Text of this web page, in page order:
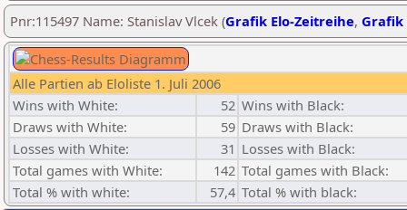
Pnr:115497 Name: Stanislav Vlcek (Grafik Elo-Zeitreihe, Grafik
Alle Partien ab Eloliste 1. Juli 2006
Wins with White:
52 Wins with Black:
Draws with White:
59 Draws with Black:
Losses with White:
31 Losses with Black:
Total games with White:
142 Total games with Black:
Total % with white:
57,4 Total % with black: